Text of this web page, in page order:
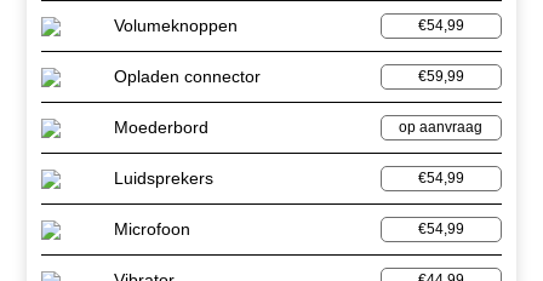
Volumeknoppen €54,99
Opladen connector €59,99
Moederbord op aanvraag
Luidsprekers €54,99
Microfoon €54,99